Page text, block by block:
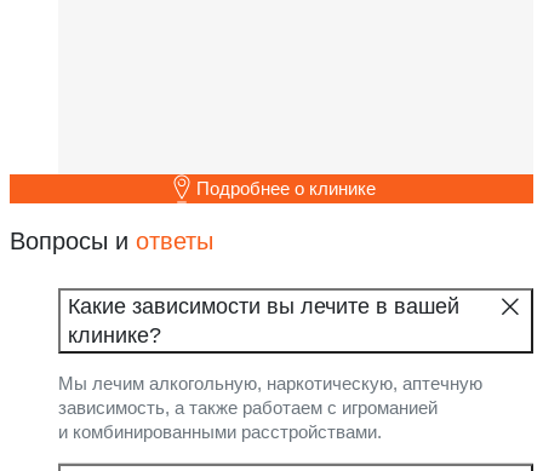
Подробнее о клинике
Вопросы и ответы
Какие зависимости вы лечите в вашей
клинике?
Мы лечим алкогольную, наркотическую, аптечную
зависимость, а также работаем с игроманией
и комбинированными расстройствами.